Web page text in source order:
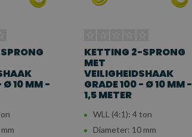
Ø 10 MM -
KETTING 2-SPRONG
MET
VEILIGHEIDSHAAK
GRADE 100 - Ø 10 MM -
1,5 METER
WLL (4:1): 4 ton
Diameter: 10 mm